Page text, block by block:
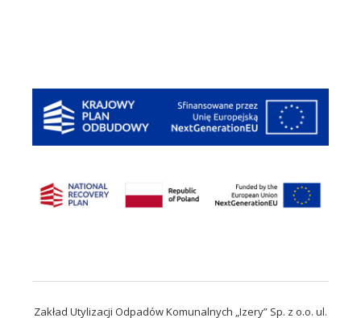
Zakład Utylizacji Odpadów Komunalnych „Izery” Sp. z o.o. ul.